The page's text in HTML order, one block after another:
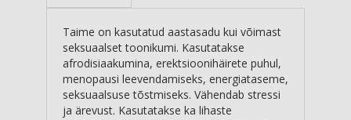
Taime on kasutatud aastasadu kui võimast
seksuaalset toonikumi. Kasutatakse
afrodisiaakumina, erektsioonihäirete puhul,
menopausi leevendamiseks, energiataseme,
seksuaalsuse tõstmiseks. Vähendab stressi
ja ärevust. Kasutatakse ka lihaste